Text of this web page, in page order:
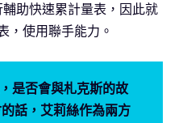
助快速累計量表，因此就
，使用聯手能力。
是否會與札克斯的故
話，艾莉絲作為兩方